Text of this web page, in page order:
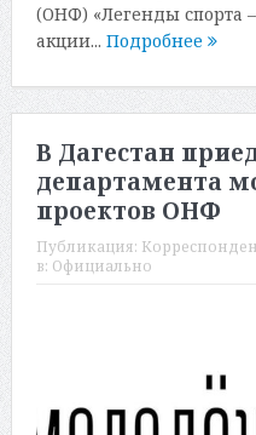
(ОНФ) «Легенды спорта
акции... Подробнее
В Дагестан
департамента
проектов ОНФ
Публикация:
в: Официально